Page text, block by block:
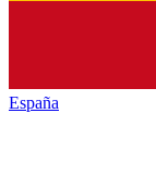
España